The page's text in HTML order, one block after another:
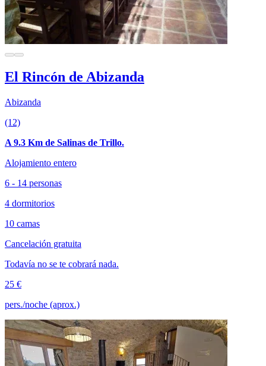
El Rincón de Abizanda
Abizanda
(12)
A 9.3 Km de Salinas de Trillo.
Alojamiento entero
6 - 14 personas
4 dormitorios
10 camas
Cancelación gratuita
Todavía no se te cobrará nada.
25 €
pers./noche (aprox.)